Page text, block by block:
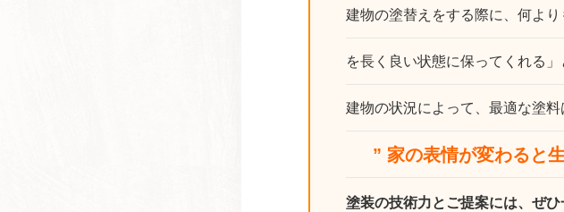
建物の塗替えをする際に、何よ
を長く良い状態に保ってくれる」
建物の状況によって、最適な塗料
” 家の表情が変わると
塗装の技術力とご提案には、ぜ